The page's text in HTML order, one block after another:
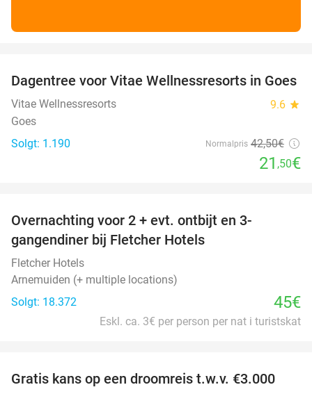
49%
Dagentree voor Vitae Wellnessresorts in Goes
Vitae Wellnessresorts 9.6 star
Goes
Solgt: 1.190
Normalpris 42,50€
21 ,50€
Overnachting voor 2 + evt. ontbijt en 3-
gangendiner bij Fletcher Hotels
Fletcher Hotels
Arnemuiden (+ multiple locations)
Solgt: 18.372
45€
Eskl. ca. 3€ per person per nat i turistskat
Gratis kans op een droomreis t.w.v. €3.000